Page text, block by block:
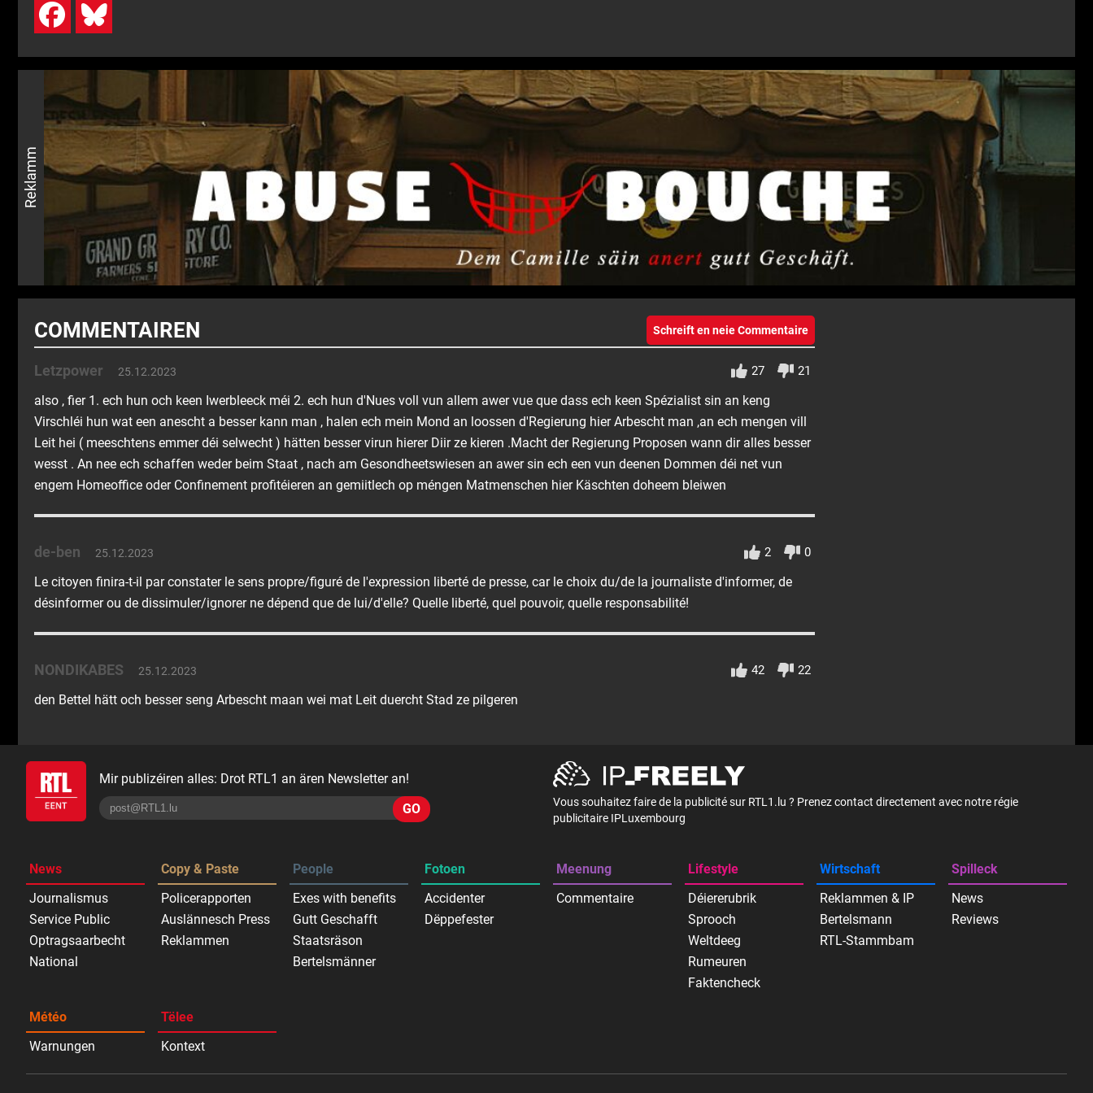
Reklamm
COMMENTAIREN Schreift en neie Commentaire
Letzpower 25.12.2023 27 21
also , fier 1. ech hun och keen Iwerbleeck méi 2. ech hun d'Nues voll vun allem awer vue que dass ech keen Spézialist sin an keng
Virschléi hun wat een anescht a besser kann man , halen ech mein Mond an loossen d'Regierung hier Arbescht man ,an ech mengen vill
Leit hei ( meeschtens emmer déi selwecht ) hätten besser virun hierer Diir ze kieren .Macht der Regierung Proposen wann dir alles besser
wesst . An nee ech schaffen weder beim Staat , nach am Gesondheetswiesen an awer sin ech een vun deenen Dommen déi net vun
engem Homeoffice oder Confinement profitéieren an gemiitlech op méngen Matmenschen hier Käschten doheem bleiwen
de-ben 25.12.2023 2 0
Le citoyen finira-t-il par constater le sens propre/figuré de l'expression liberté de presse, car le choix du/de la journaliste d'informer, de
désinformer ou de dissimuler/ignorer ne dépend que de lui/d'elle? Quelle liberté, quel pouvoir, quelle responsabilité!
NONDIKABES 25.12.2023 42 22
den Bettel hätt och besser seng Arbescht maan wei mat Leit duercht Stad ze pilgeren
Mir publizéiren alles: Drot RTL1 an ären Newsletter an!
GO
Vous souhaitez faire de la publicité sur RTL1.lu ? Prenez contact directement avec notre régie
publicitaire IPLuxembourg
News
Journalismus
Service Public
Optragsaarbecht
National
Copy & Paste
Policerapporten
Auslännesch Press
Reklammen
People
Exes with benefits
Gutt Geschafft
Staatsräson
Bertelsmänner
Fotoen
Accidenter
Dëppefester
Meenung
Commentaire
Lifestyle
Déiererubrik
Sprooch
Weltdeeg
Rumeuren
Faktencheck
Wirtschaft
Reklammen & IP
Bertelsmann
RTL-Stammbam
Spilleck
News
Reviews
Météo
Warnungen
Tëlee
Kontext